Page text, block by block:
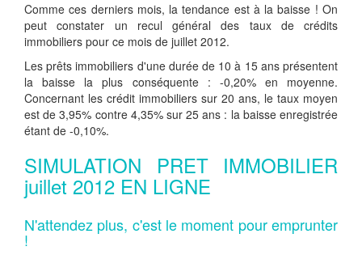
Comme ces derniers mois, la tendance est à la baisse ! On
peut constater un recul général des taux de crédits
immobiliers pour ce mois de juillet 2012.
Les prêts immobiliers d'une durée de 10 à 15 ans présentent
la baisse la plus conséquente : -0,20% en moyenne.
Concernant les crédit immobiliers sur 20 ans, le taux moyen
est de 3,95% contre 4,35% sur 25 ans : la baisse enregistrée
étant de -0,10%.
SIMULATION PRET IMMOBILIER
juillet 2012 EN LIGNE
N'attendez plus, c'est le moment pour emprunter
!